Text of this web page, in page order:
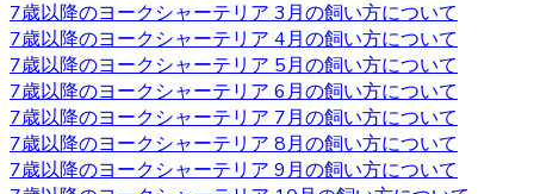
うとするので、番犬としても適しています。吠え癖を持っ
た犬もいますが、しつけで矯正できるので心配はいりませ
ん。しつけやヨークシャーテリアについてお悩みの際は、
是非当店にご相談下さい。
2020.9.25
小型犬の中でも特に有名なヨークシャーテリアはヨークや
7歳以降のヨークシャーテリア 3月の飼い方について
7歳以降のヨークシャーテリア 4月の飼い方について
7歳以降のヨークシャーテリア 5月の飼い方について
7歳以降のヨークシャーテリア 6月の飼い方について
7歳以降のヨークシャーテリア 7月の飼い方について
7歳以降のヨークシャーテリア 8月の飼い方について
7歳以降のヨークシャーテリア 9月の飼い方について